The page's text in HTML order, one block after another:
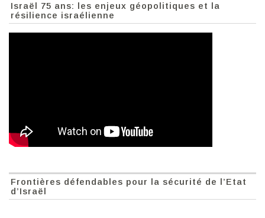
Israël 75 ans: les enjeux géopolitiques et la
résilience israélienne
Frontières défendables pour la sécurité de l’Etat
d’Israël